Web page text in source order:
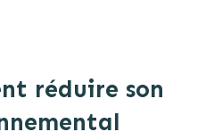
réduire son